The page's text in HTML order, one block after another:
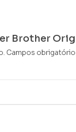
Brother
Campos